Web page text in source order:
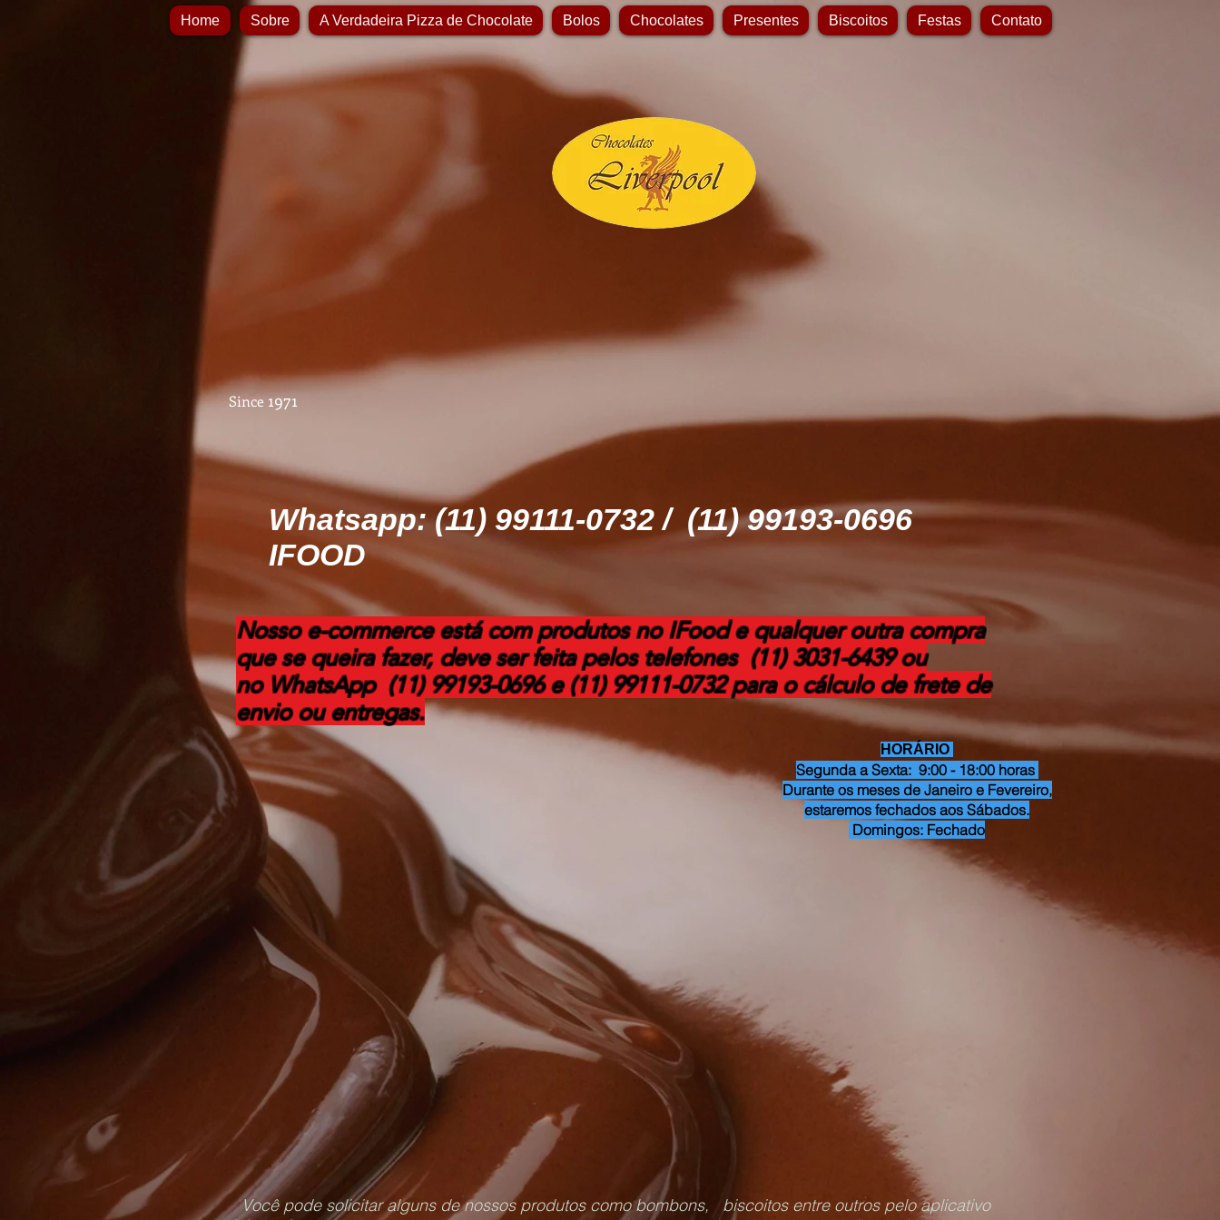
Home Sobre A Verdadeira Pizza de Chocolate Bolos Chocolates Presentes Biscoitos Festas Contato
Since1971
Whatsapp: (11) 99111-0732 / (11) 99193-0696
IFOOD
Nosso e-commerce está com produtos no IFood e qualquer outra compra
que se queira fazer, deve ser feita pelos telefones (11) 3031-6439 ou
no WhatsApp (11) 99193-0696 e (11) 99111-0732 para o cálculo de frete de
envio ou entregas.
HORÁRIO
Segunda a Sexta: 9:00 - 18:00 horas
Durante os meses de Janeiro e Fevereiro,
estaremos fechados aos Sábados.
Domingos: Fechado
Você pode solicitar alguns de nossos produtos como bombons, biscoitos entre outros pelo aplicativo